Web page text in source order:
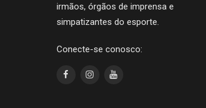
irmãos, órgãos de imprensa e
simpatizantes do esporte.
Conecte-se conosco: